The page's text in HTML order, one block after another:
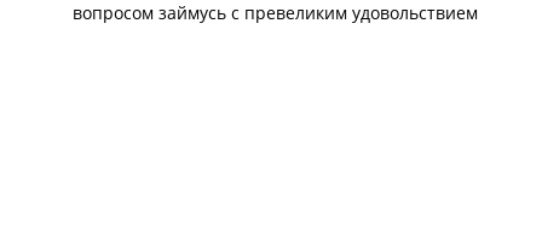
вопросом займусь с превеликим удовольствием